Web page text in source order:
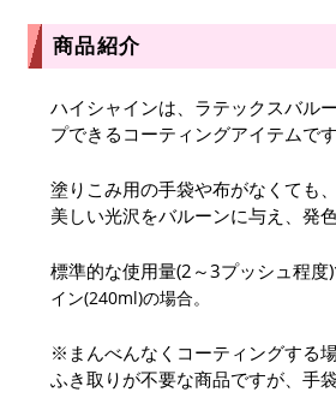
商品紹介
ハイシャインは、ラテックスバル
プできるコーティングアイテムです
塗りこみ用の手袋や布がなくても
美しい光沢をバルーンに与え、発
標準的な使用量(2～3プッシュ程
イン(240ml)の場合。
※まんべんなくコーティングする
ふき取りが不要な商品ですが、手